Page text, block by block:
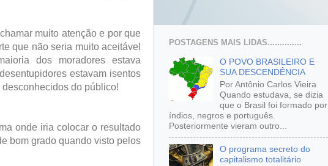
muito atenção e por que
que não seria muito aceitável
dos moradores estava
estavam isentos
do público!
onde iria colocar o resultado
bom grado quando visto pelos
POSTAGENS MAIS LIDAS..............
O POVO BRASILEIRO E
SUA DESCENDÊNCIA
Por Antônio Carlos Vieira
Quando estudava, se dizia
que o Brasil foi formado por
índios, negros e português.
Posteriormente vieram outro...
O programa secreto do
capitalismo totalitário